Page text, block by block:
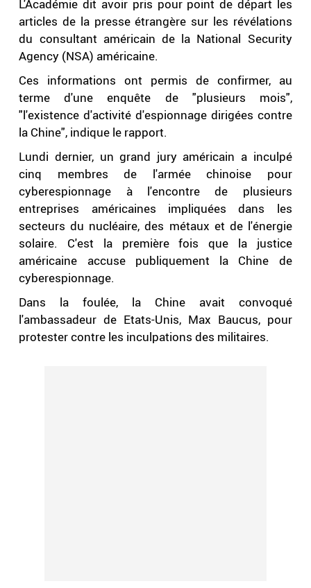
L'Académie dit avoir pris pour point de départ les
articles de la presse étrangère sur les révélations
du consultant américain de la National Security
Agency (NSA) américaine.
Ces informations ont permis de confirmer, au
terme d'une enquête de "plusieurs mois",
"l'existence d'activité d'espionnage dirigées contre
la Chine", indique le rapport.
Lundi dernier, un grand jury américain a inculpé
cinq membres de l'armée chinoise pour
cyberespionnage à l'encontre de plusieurs
entreprises américaines impliquées dans les
secteurs du nucléaire, des métaux et de l'énergie
solaire. C'est la première fois que la justice
américaine accuse publiquement la Chine de
cyberespionnage.
Dans la foulée, la Chine avait convoqué
l'ambassadeur de Etats-Unis, Max Baucus, pour
protester contre les inculpations des militaires.